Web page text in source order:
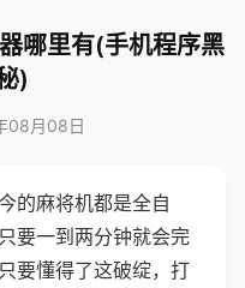
哪里有(手机程序黑
)
08月08日
的麻将机都是全自
要一到两分钟就会完
要懂得了这破绽，打